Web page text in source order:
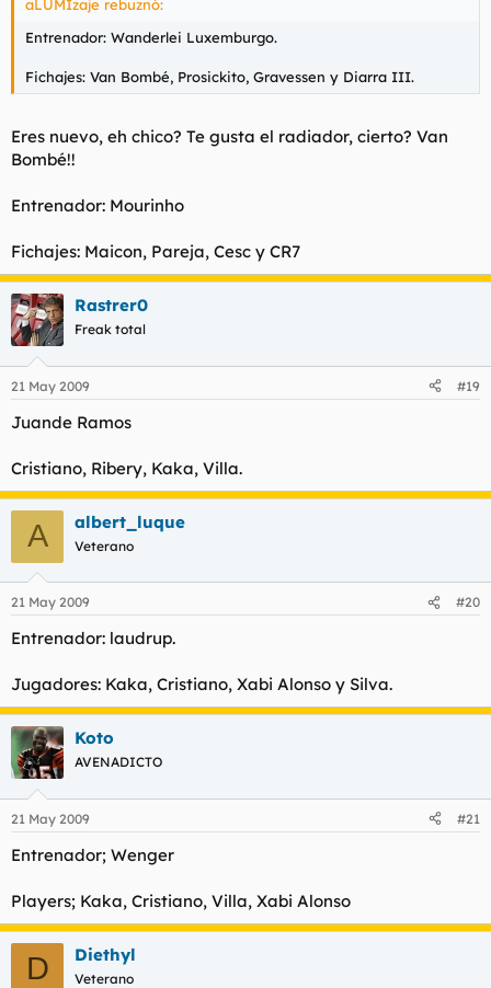
aLUMIzaje rebuznó:
Entrenador: Wanderlei Luxemburgo.
Fichajes: Van Bombé, Prosickito, Gravessen y Diarra III.
Eres nuevo, eh chico? Te gusta el radiador, cierto? Van
Bombé!!
Entrenador: Mourinho
Fichajes: Maicon, Pareja, Cesc y CR7
Rastrer0
Freak total
21 May 2009 #19
Juande Ramos
Cristiano, Ribery, Kaka, Villa.
A albert_luque
Veterano
21 May 2009 #20
Entrenador: laudrup.
Jugadores: Kaka, Cristiano, Xabi Alonso y Silva.
Koto
AVENADICTO
21 May 2009 #21
Entrenador; Wenger
Players; Kaka, Cristiano, Villa, Xabi Alonso
D Diethyl
Veterano